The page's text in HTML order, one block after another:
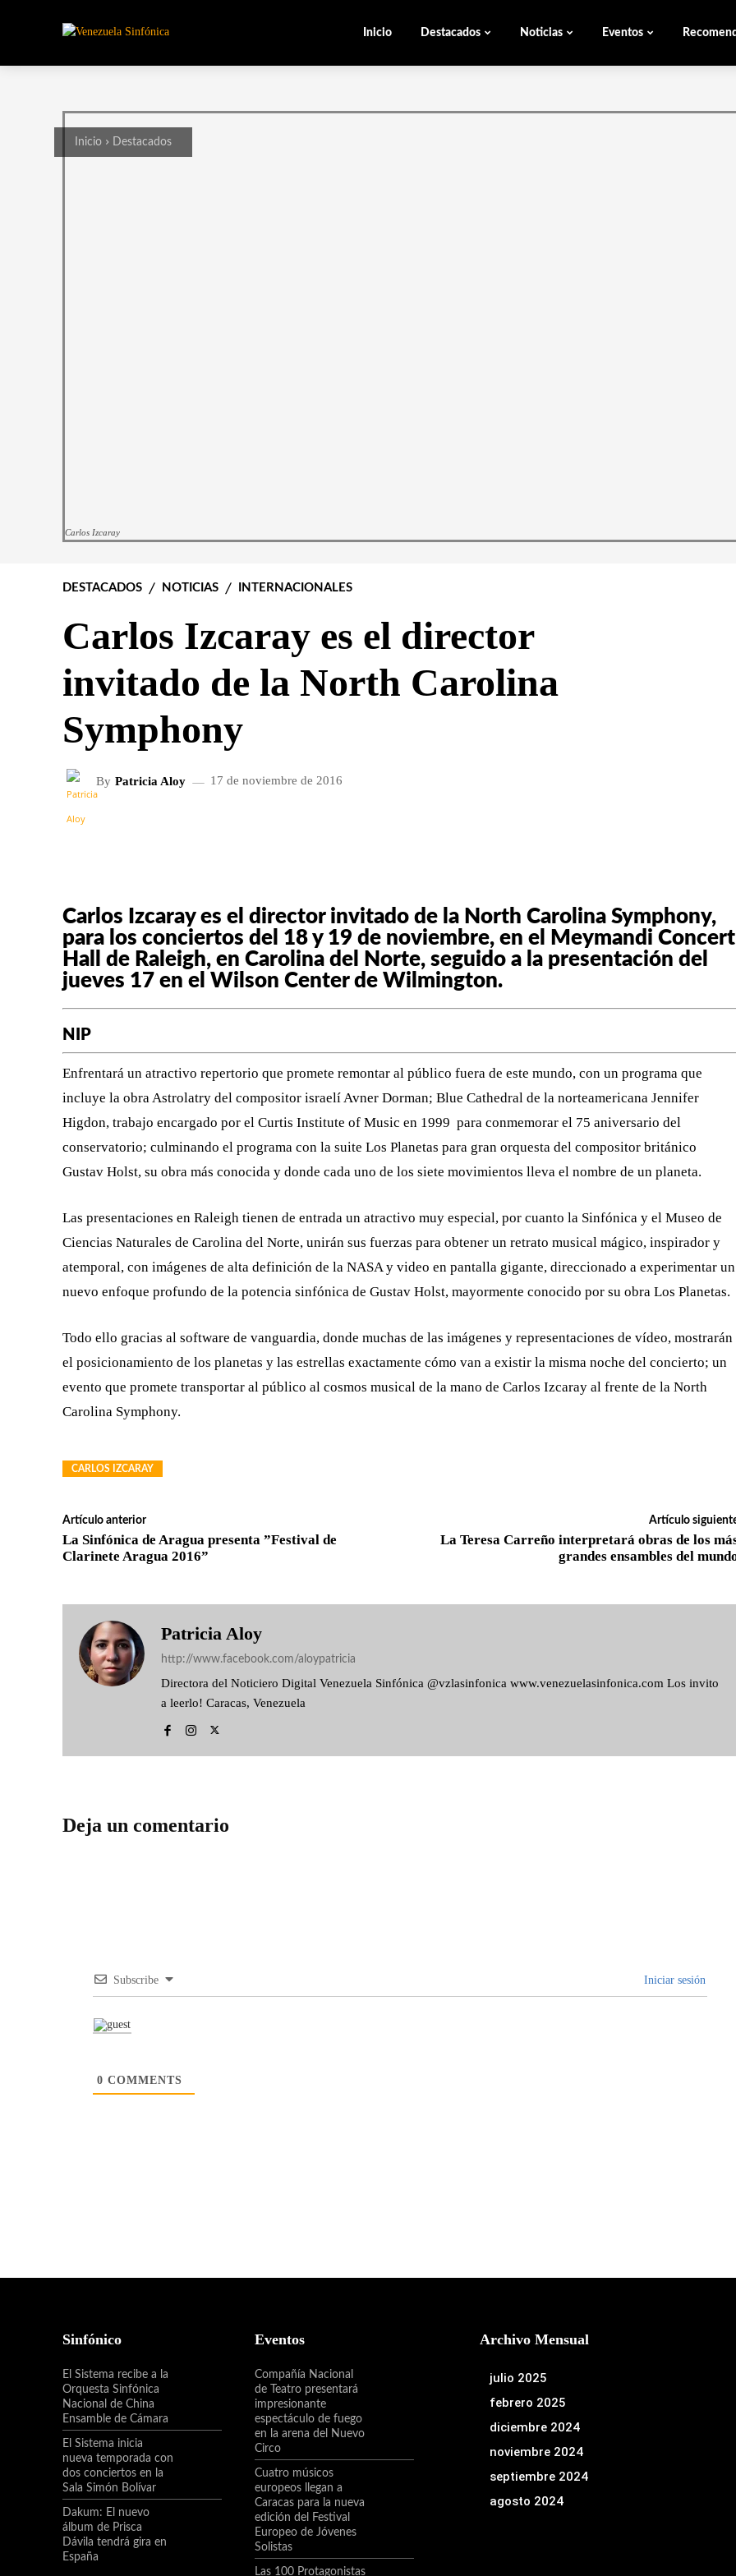
Inicio Destacados Noticias Eventos
Inicio Destacados
Carlos Izcaray
DESTACADOS NOTICIAS INTERNACIONALES
Carlos Izcaray es el director
invitado de la North Carolina
Symphony
By Patricia Aloy 17 de noviembre de 2016
Carlos Izcaray es el director invitado de la North Carolina Symphony,
para los conciertos del 18 y 19 de noviembre, en el Meymandi Concert
Hall de Raleigh, en Carolina del Norte, seguido a la presentación del
jueves 17 en el Wilson Center de Wilmington.
NIP
Enfrentará un atractivo repertorio que promete remontar al público fuera de este mundo, con un programa que
incluye la obra Astrolatry del compositor israelí Avner Dorman; Blue Cathedral de la norteamericana Jennifer
Higdon, trabajo encargado por el Curtis Institute of Music en 1999 para conmemorar el 75 aniversario del
conservatorio; culminando el programa con la suite Los Planetas para gran orquesta del compositor británico
Gustav Holst, su obra más conocida y donde cada uno de los siete movimientos lleva el nombre de un planeta.
Las presentaciones en Raleigh tienen de entrada un atractivo muy especial, por cuanto la Sinfónica y el Museo de
Ciencias Naturales de Carolina del Norte, unirán sus fuerzas para obtener un retrato musical mágico, inspirador y
atemporal, con imágenes de alta definición de la NASA y video en pantalla gigante, direccionado a experimentar un
nuevo enfoque profundo de la potencia sinfónica de Gustav Holst, mayormente conocido por su obra Los Planetas.
Todo ello gracias al software de vanguardia, donde muchas de las imágenes y representaciones de vídeo, mostrarán
el posicionamiento de los planetas y las estrellas exactamente cómo van a existir la misma noche del concierto; un
evento que promete transportar al público al cosmos musical de la mano de Carlos Izcaray al frente de la North
Carolina Symphony.
CARLOS IZCARAY
Artículo anterior
La Sinfónica de Aragua presenta ”Festival de
Clarinete Aragua 2016”
Artículo
La Teresa Carreño interpretará obras de los
grandes ensambles del
Patricia Aloy
http://www.facebook.com/aloypatricia
Directora del Noticiero Digital Venezuela Sinfónica @vzlasinfonica www.venezuelasinfonica.com Los invito
a leerlo! Caracas, Venezuela
Deja un comentario
Subscribe Iniciar sesión
0 COMMENTS
Sinfónico
El Sistema recibe a la
Orquesta Sinfónica
Nacional de China
Ensamble de Cámara
El Sistema inicia
nueva temporada con
dos conciertos en la
Sala Simón Bolívar
Dakum: El nuevo
álbum de Prisca
Dávila tendrá gira en
España
Eventos
Compañía Nacional
de Teatro presentará
impresionante
espectáculo de fuego
en la arena del Nuevo
Circo
Cuatro músicos
europeos llegan a
Caracas para la nueva
edición del Festival
Europeo de Jóvenes
Solistas
Las 100 Protagonistas
Archivo Mensual
julio 2025
febrero 2025
diciembre 2024
noviembre 2024
septiembre 2024
agosto 2024